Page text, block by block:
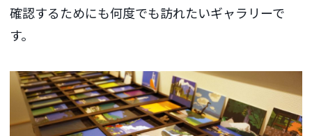
確認するためにも何度でも訪れたいギャラリーで
す。